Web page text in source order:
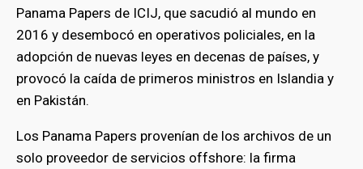
Panama Papers de ICIJ, que sacudió al mundo en
2016 y desembocó en operativos policiales, en la
adopción de nuevas leyes en decenas de países, y
provocó la caída de primeros ministros en Islandia y
en Pakistán.
Los Panama Papers provenían de los archivos de un
solo proveedor de servicios offshore: la firma